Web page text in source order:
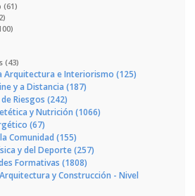
(61)
(43)
Arquitectura e Interiorismo (125)
y a Distancia (187)
Riesgos (242)
y Nutrición (1066)
(67)
Comunidad (155)
y del Deporte (257)
Formativas (1808)
y Construcción - Nivel